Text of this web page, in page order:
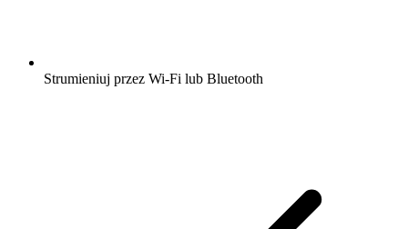
Strumieniuj przez Wi-Fi lub Bluetooth